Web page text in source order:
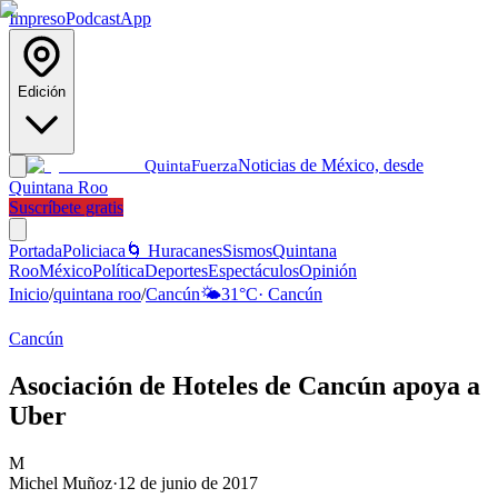
ImpresoPodcastApp
Edición
QuintaFuerzaNoticias de México, desde
Quintana Roo
Suscríbete gratis
PortadaPoliciaca 🌀 HuracanesSismosQuintana
RooMéxicoPolíticaDeportesEspectáculosOpinión
Inicio/quintana roo/Cancún🌤️31°C· Cancún
Cancún
Asociación de Hoteles de Cancún apoya a
Uber
M
Michel Muñoz·12 de junio de 2017